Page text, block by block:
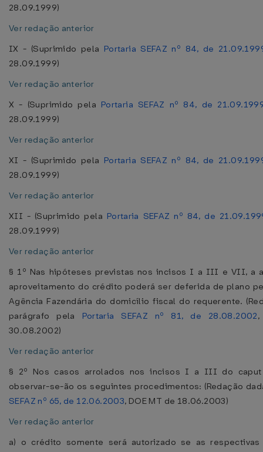
28.09.1999)
Ver redação anterior
IX - (Suprimido pela Portaria SEFAZ nº 84, de
28.09.1999)
Ver redação anterior
X - (Suprimido pela Portaria SEFAZ nº 84, de
28.09.1999)
Ver redação anterior
XI - (Suprimido pela Portaria SEFAZ nº 84, de
28.09.1999)
Ver redação anterior
XII - (Suprimido pela Portaria SEFAZ nº 84, de
28.09.1999)
Ver redação anterior
§ 1º Nas hipóteses previstas nos incisos I a III e VII, a
aproveitamento do crédito poderá ser deferida de plano
Agência Fazendária do domicílio fiscal do requerente.
parágrafo pela Portaria SEFAZ nº 81, de 28.08.2002
30.08.2002)
Ver redação anterior
§ 2º Nos casos arrolados nos incisos I a III do
observar-se-ão os seguintes procedimentos: (Redação
SEFAZ nº 65, de 12.06.2003, DOE MT de 18.06.2003)
Ver redação anterior
a) o crédito somente será autorizado se as